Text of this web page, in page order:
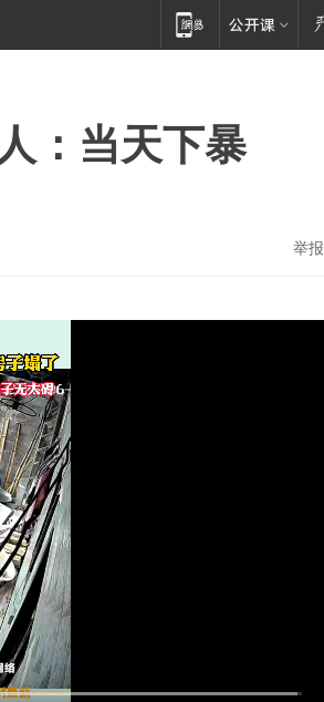
：当天下暴
举报